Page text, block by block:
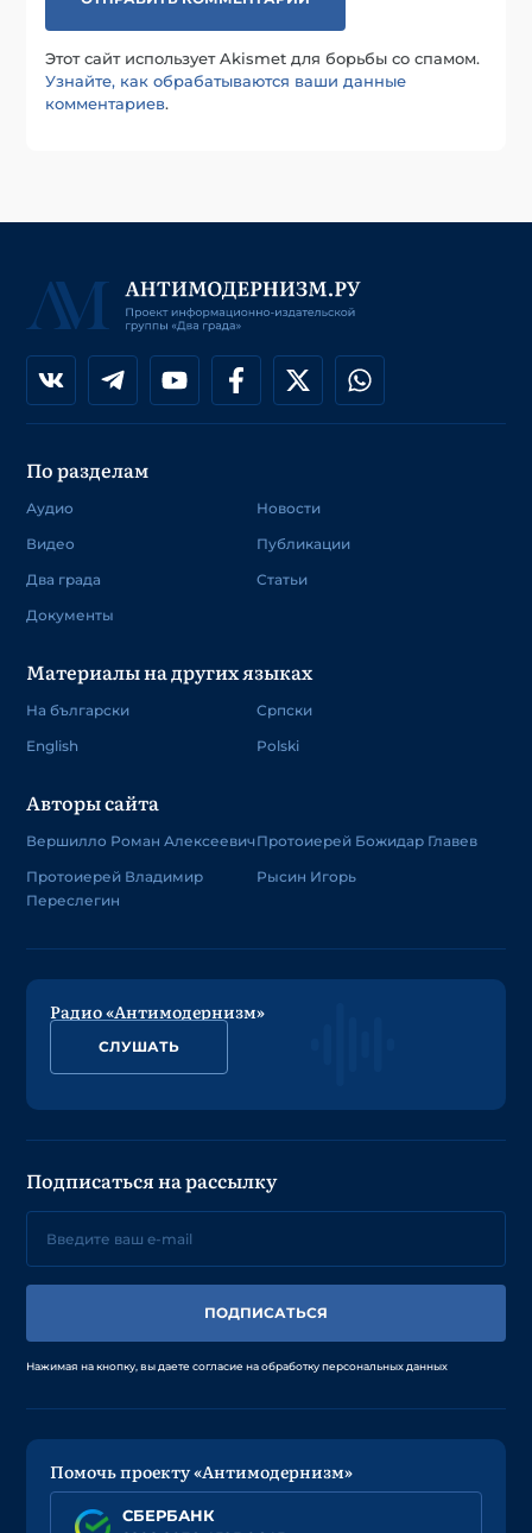
Этот сайт использует Akismet для борьбы со спамом.
Узнайте, как обрабатываются ваши данные
комментариев.
По разделам
Аудио
Видео
Два града
Документы
Новости
Публикации
Статьи
Материалы на других языках
На български
English
Српски
Polski
Авторы сайта
Вершилло Роман Алексеевич
Протоиерей Владимир
Переслегин
Протоиерей Божидар Главев
Рысин Игорь
Радио «Антимодернизм»
СЛУШАТЬ
Подписаться на рассылку
ПОДПИСАТЬСЯ
Нажимая на кнопку, вы даете согласие на обработку персональных данных
Помочь проекту «Антимодернизм»
СБЕРБАНК